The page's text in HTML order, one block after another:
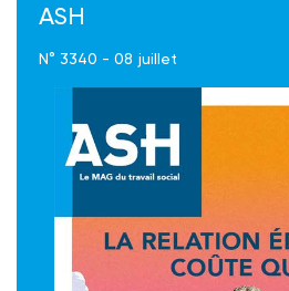
ASH
N° 3340 - 08 juillet